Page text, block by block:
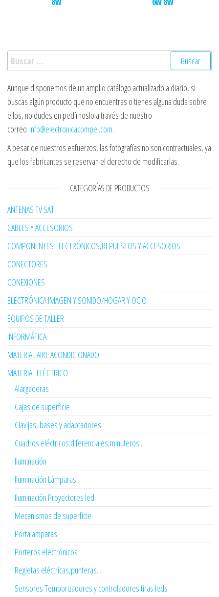
Buscar:
Aunque disponemos de un amplio catálogo actualizado a diario, si
buscas algún producto que no encuentras o tienes alguna duda sobre
ellos, no dudes en pedírnoslo a través de nuestro
correo info@electronicacompel.com.
A pesar de nuestros esfuerzos, las fotografías no son contractuales, ya
que los fabricantes se reservan el derecho de modificarlas.
CATEGORÍAS DE PRODUCTOS
ANTENAS TV SAT
CABLES Y ACCESORIOS
COMPONENTES ELECTRÓNICOS,REPUESTOS Y ACCESORIOS
CONECTORES
CONEXIONES
ELECTRÓNICA:IMAGEN Y SONIDO/HOGAR Y OCIO
EQUIPOS DE TALLER
INFORMÁTICA
MATERIAL AIRE ACONDICIONADO
MATERIAL ELÉCTRICO
Alargaderas
Cajas de superficie
Clavijas, bases y adaptadores
Cuadros eléctricos:diferenciales,minuteros...
Iluminación
Iluminación Lámparas
Iluminación Proyectores led
Mecanismos de superficie
Portalamparas
Porteros electrónicos
Regletas eléctricas,punteras...
Sensores Temporizadores y controladores tiras leds